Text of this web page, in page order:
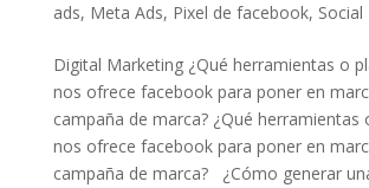
ads, Meta Ads, Pixel de facebook, Social
Digital Marketing ¿Qué herramientas o
nos ofrece facebook para poner en
campaña de marca? ¿Qué
nos ofrece facebook para poner en
campaña de marca? ¿Cómo generar